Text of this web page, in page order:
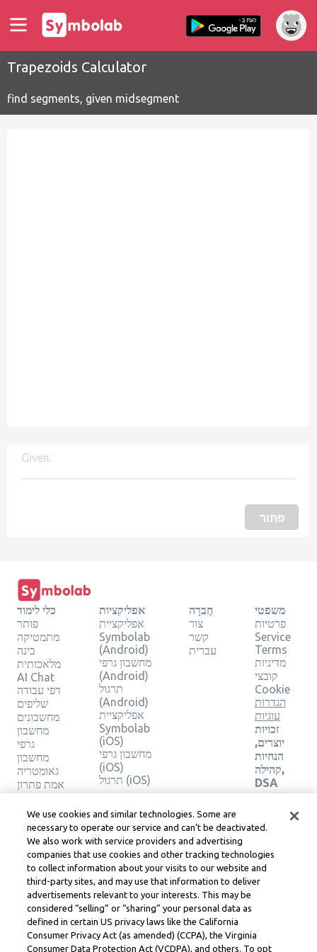
Trapezoids Calculator
find segments, given midsegment
Given:
פתור
כלי לימוד
פותר
מתמטיקה
בינה
מלאכותית
AI Chat
דפי עבודה
שליפים
מחשבונים
מחשבון
גרפי
מחשבון
גאומטריה
אמת פתרון
אפליקציות
אפליקציית
Symbolab
(Android)
מחשבון גרפי
(Android)
תרגול
(Android)
אפליקציית
Symbolab
(iOS)
מחשבון גרפי
(iOS)
תרגול (iOS)
חֶברָה
צור
קשר
עברית
משפטי
פרטיות
Service
Terms
מדיניות
קובצי
Cookie
הגדרות
עוגיות
זכויות
יוצרים,
הנחיות
קהילה,
DSA
ומשאבים
משפטיים
אחרים
משפטי
Learneo
תנאי
השירות
Symbolab, a Learneo, Inc. business
We use cookies and similar technologies. Some are
necessary to operate our service and can’t be deactivated.
We also work with service providers and advertising
companies that use cookies and other tracking technologies
to collect information about your visits to our website and
third-party sites, and may use that information to deliver
advertisements relevant to your interests. This may be
considered “selling” or “sharing” your personal data as
defined in certain US privacy laws like the California
Consumer Privacy Act (as amended) (CCPA), the Virginia
Consumer Data Protection Act (VCDPA), and others. To opt